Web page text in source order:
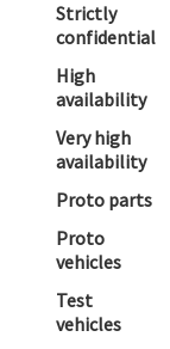
Strictly
confidential
High
availability
Very high
availability
Proto parts
Proto
vehicles
Test
vehicles